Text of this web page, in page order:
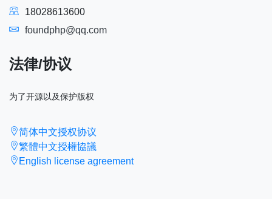
18028613600
foundphp@qq.com
法律/协议
为了开源以及保护版权
简体中文授权协议
繁體中文授權協議
English license agreement